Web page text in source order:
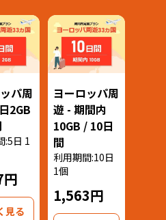
パ周
2GB
:5日 1
見る
ヨーロッパ周
遊 - 期間内
10GB / 10日
間
利用期間:10日
1個
1,563円